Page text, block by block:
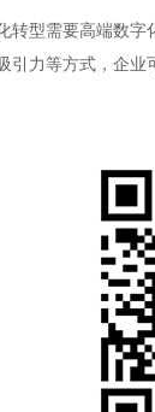
转型需要高端数
引力等方式，企